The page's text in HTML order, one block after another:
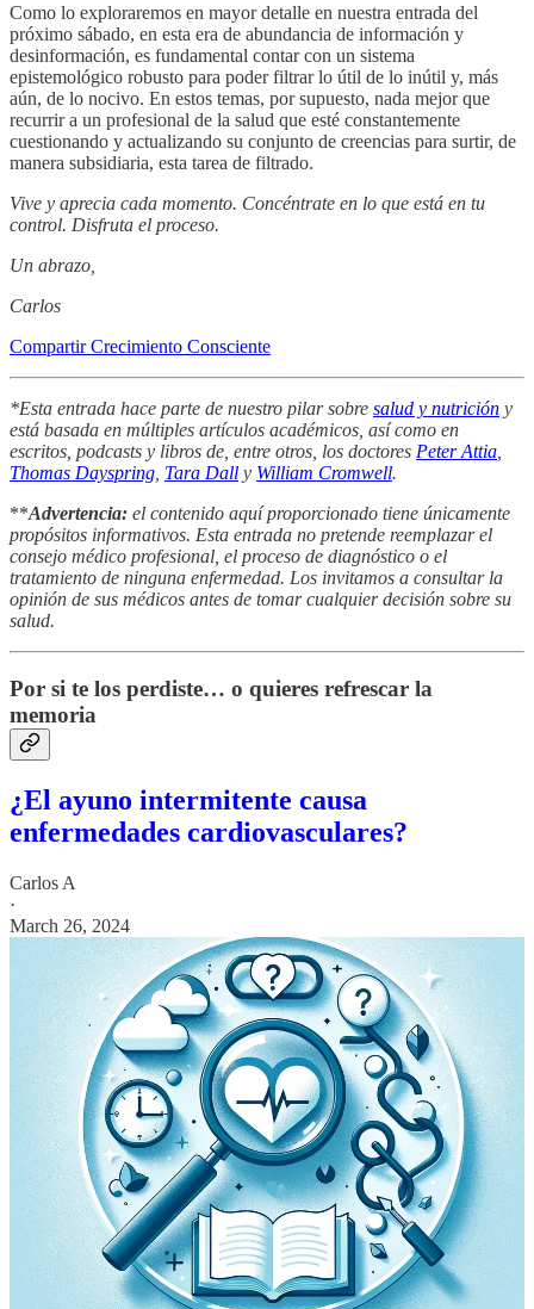
Como lo exploraremos en mayor detalle en nuestra entrada del
próximo sábado, en esta era de abundancia de información y
desinformación, es fundamental contar con un sistema
epistemológico robusto para poder filtrar lo útil de lo inútil y, más
aún, de lo nocivo. En estos temas, por supuesto, nada mejor que
recurrir a un profesional de la salud que esté constantemente
cuestionando y actualizando su conjunto de creencias para surtir, de
manera subsidiaria, esta tarea de filtrado.
Vive y aprecia cada momento. Concéntrate en lo que está en tu
control. Disfruta el proceso.
Un abrazo,
Carlos
Compartir Crecimiento Consciente
*Esta entrada hace parte de nuestro pilar sobre salud y nutrición y
está basada en múltiples artículos académicos, así como en
escritos, podcasts y libros de, entre otros, los doctores Peter Attia
Thomas Dayspring Tara Dall y William Cromwell.
**Advertencia: el contenido aquí proporcionado tiene únicamente
propósitos informativos. Esta entrada no pretende reemplazar el
consejo médico profesional, el proceso de diagnóstico o el
tratamiento de ninguna enfermedad. Los invitamos a consultar la
opinión de sus médicos antes de tomar cualquier decisión sobre su
salud.
Por si te los perdiste… o quieres refrescar la
memoria
¿El ayuno intermitente causa
enfermedades cardiovasculares?
Carlos A
·
March 26, 2024